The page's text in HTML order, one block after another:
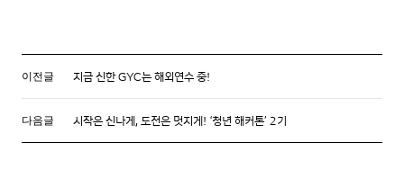
이전글 지금 신한 GYC는 해외연수 중!
다음글 시작은 신나게, 도전은 멋지게! ‘청년 해커톤’ 2기